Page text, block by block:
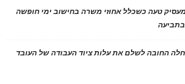
מעסיק טעה כשכלל אחוזי משרה בחישוב ימי חופשה
החובה לשלם את עלות ציוד העבודה של העובד